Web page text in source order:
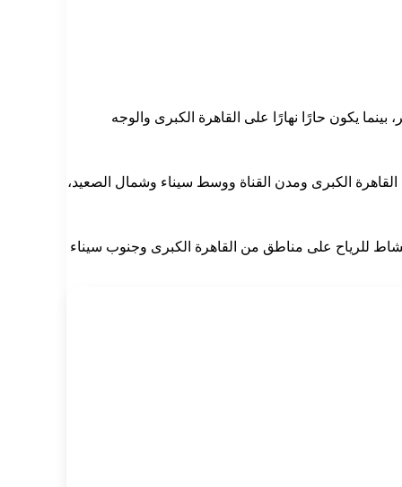
خلال ساعات الصباح الباكر، بينما يكون حارًا نهارًا على القاهرة الكبرى والوجه
الكبرى ومدن القناة ووسط سيناء وشمال الصعيد،
للرياح على مناطق من القاهرة الكبرى وجنوب سيناء